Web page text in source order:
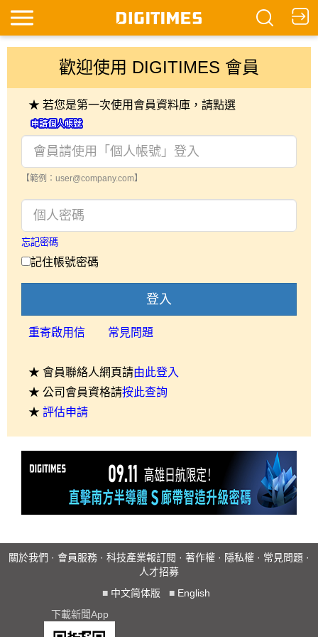
歡迎使用 DIGITIMES 會員
★ 若您是第一次使用會員資料庫，請點選
【範例：user@company.com】
忘記密碼
記住帳號密碼
登入
重寄啟用信 常見問題
★ 會員聯絡人網頁請由此登入
★ 公司會員資格請按此查詢
★ 評估申請
關於我們 · 會員服務 · 科技產業報訂閱 · 著作權 · 隱私權 · 常見問題 ·
人才招募
■ 中文简体版 ■ English
下載新聞App